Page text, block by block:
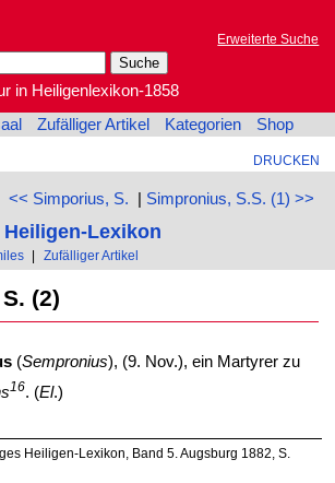
Erweiterte Suche
in Heiligenlexikon-1858
Zufälliger Artikel Kategorien Shop
DRUCKEN
<< Simporius, S. | Simpronius, S.S. (1) >>
Lexikon
| Zufälliger Artikel
(2)
(Sempronius), (9. Nov.), ein Martyrer zu
16. (El.)
Heiligen-Lexikon, Band 5. Augsburg 1882, S.